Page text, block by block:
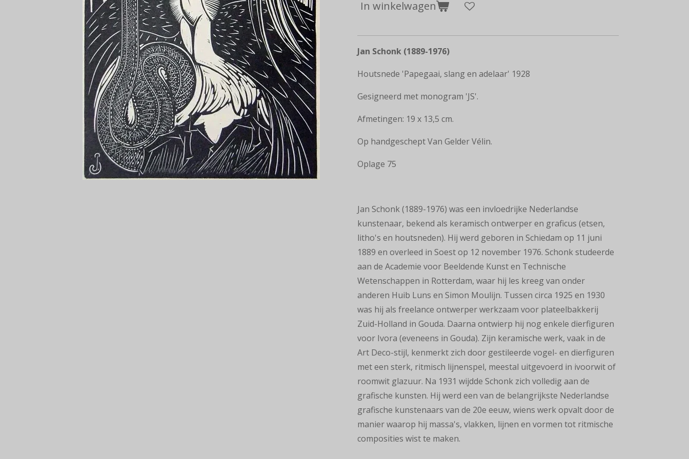
In winkelwagen
Jan Schonk (1889-1976)
Houtsnede 'Papegaai, slang en adelaar' 1928
Gesigneerd met monogram 'JS'.
Afmetingen: 19 x 13,5 cm.
Op handgeschept Van Gelder Vélin.
Oplage 75
Jan Schonk(1889-1976) was een invloedrijke Nederlandse
kunstenaar, bekend als keramisch ontwerperen graficus (etsen,
litho's en houtsneden). Hij werd geboren in Schiedam op 11 juni
1889 en overleed in Soest op 12 november 1976. Schonk studeerde
aan de Academie voor Beeldende Kunst en Technische
Wetenschappen in Rotterdam, waar hij les kreeg van onder
anderen Huib Luns en Simon Moulijn. Tussen circa 1925 en 1930
was hij als freelance ontwerper werkzaam voor plateelbakkerij
Zuid-Holland in Gouda. Daarna ontwierp hij nog enkele dierfiguren
voor Ivora (eveneens in Gouda). Zijn keramische werk, vaak in de
Art Deco-stijl, kenmerkt zich door gestileerde vogel- en dierfiguren
met een sterk, ritmisch lijnenspel, meestal uitgevoerd in ivoorwit of
roomwit glazuur. Na 1931 wijdde Schonk zich volledig aan de
grafische kunsten. Hij werd een van de belangrijkste Nederlandse
grafische kunstenaars van de 20e eeuw, wiens werk opvalt door de
manier waarop hij massa's, vlakken, lijnen en vormen tot ritmische
composities wist te maken.